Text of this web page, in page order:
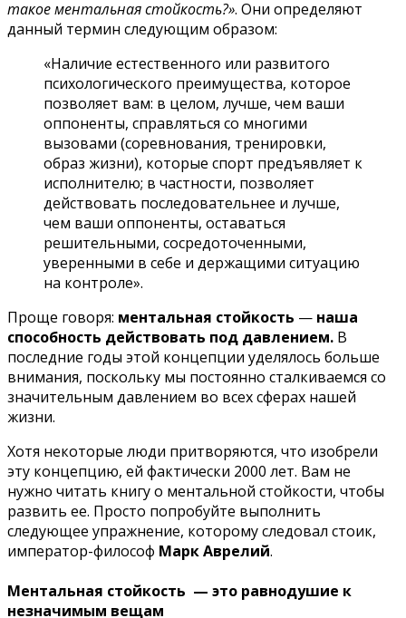
такое ментальная стойкость?». Они определяют
данный термин следующим образом:
«Наличие естественного или развитого
психологического преимущества, которое
позволяет вам: в целом, лучше, чем ваши
оппоненты, справляться со многими
вызовами (соревнования, тренировки,
образ жизни), которые спорт предъявляет к
исполнителю; в частности, позволяет
действовать последовательнее и лучше,
чем ваши оппоненты, оставаться
решительными, сосредоточенными,
уверенными в себе и держащими ситуацию
на контроле».
Проще говоря: ментальная стойкость — наша
способность действовать под давлением. В
последние годы этой концепции уделялось больше
внимания, поскольку мы постоянно сталкиваемся со
значительным давлением во всех сферах нашей
жизни.
Хотя некоторые люди притворяются, что изобрели
эту концепцию, ей фактически 2000 лет. Вам не
нужно читать книгу о ментальной стойкости, чтобы
развить ее. Просто попробуйте выполнить
следующее упражнение, которому следовал стоик,
император-философ Марк Аврелий.
Ментальная стойкость — это равнодушие к
незначимым вещам